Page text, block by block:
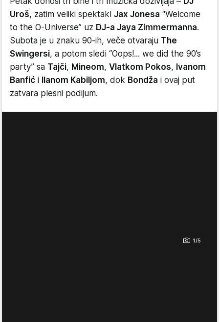
Uroš, zatim veliki spektakl Jax Jonesa “Welcome
to the O-Universe” uz DJ-a Jaya Zimmermanna.
Subota je u znaku 90-ih, veče otvaraju The
Swingersi, a potom sledi “Oops!... we did the 90’s
party” sa Tajči, Mineom, Vlatkom Pokos, Ivanom
Banfić i Ilanom Kabiljom, dok Bondža i ovaj put
zatvara plesni podijum.
1/5